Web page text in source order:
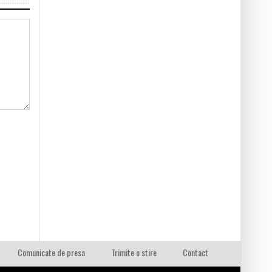
Comunicate de presa Trimite o stire Contact